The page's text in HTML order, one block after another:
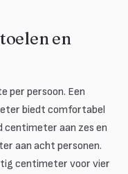
en
per persoon. Een
biedt comfortabel
centimeter aan zes en
aan acht personen.
centimeter voor vier